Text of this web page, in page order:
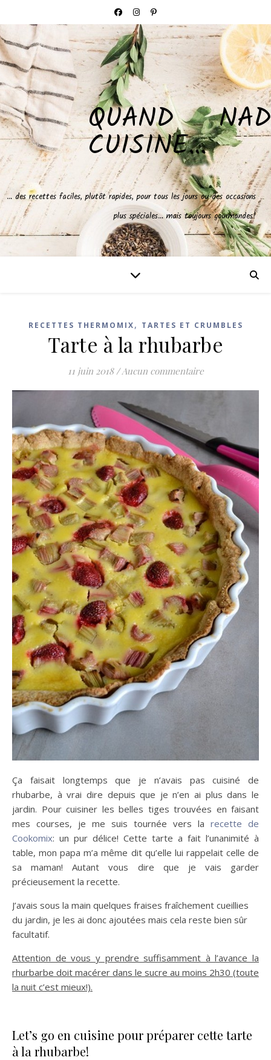
QUAND NAD
CUISINE…
… des recettes faciles, plutôt rapides, pour tous les jours ou des occasions
plus spéciales… mais toujours gourmandes!
RECETTES THERMOMIX, TARTES ET CRUMBLES
Tarte à la rhubarbe
11 juin 2018 /Aucun commentaire
Ça faisait longtemps que je n’avais pas cuisiné de
rhubarbe, à vrai dire depuis que je n’en ai plus dans le
jardin. Pour cuisiner les belles tiges trouvées en faisant
mes courses, je me suis tournée vers la recette de
Cookomix: un pur délice! Cette tarte a fait l’unanimité à
table, mon papa m’a même dit qu’elle lui rappelait celle de
sa maman! Autant vous dire que je vais garder
précieusement la recette.
J’avais sous la main quelques fraises fraîchement cueillies
du jardin, je les ai donc ajoutées mais cela reste bien sûr
facultatif.
Attention de vous y prendre suffisamment à l’avance la
rhurbarbe doit macérer dans le sucre au moins 2h30 (toute
la nuit c’est mieux!).
Let’s go en cuisine pour préparer cette tarte
à la rhubarbe!